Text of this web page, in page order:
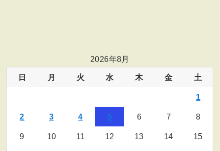
2026年8月
日 月 火 水 木 金 土
1
2 3 4 5 6 7 8
9 10 11 12 13 14 15